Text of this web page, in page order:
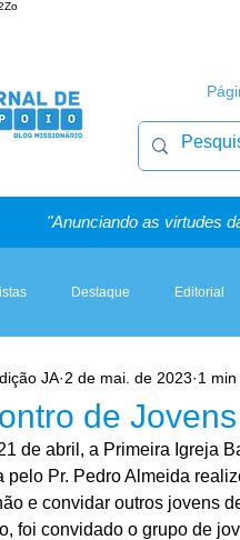
"Anunciando as virtudes
Destaque Editorial
A Igreja e a Lei Artigos,
de Jovens
JA 2 de mai. de 2023 1
de abril, a Primeira Igreja
pelo Pr. Pedro Almeida
e convidar outros jovens
foi convidado o grupo de